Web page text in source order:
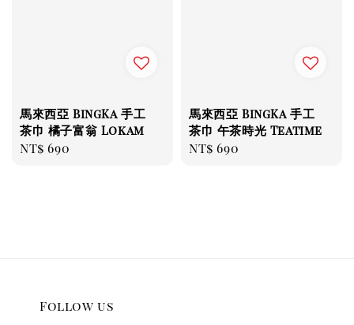
馬來西亞 BingKa 手工
茶巾 橘子富翁 Lokam
Regular
NT$ 690
馬來西亞 BingKa 手工
茶巾 午茶時光 Teatime
Regular
NT$ 690
Follow us